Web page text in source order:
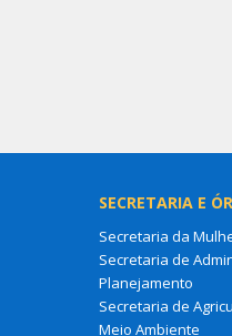
SECRETARIA E
Secretaria da
Secretaria de
Planejamento
Secretaria de
Meio Ambiente